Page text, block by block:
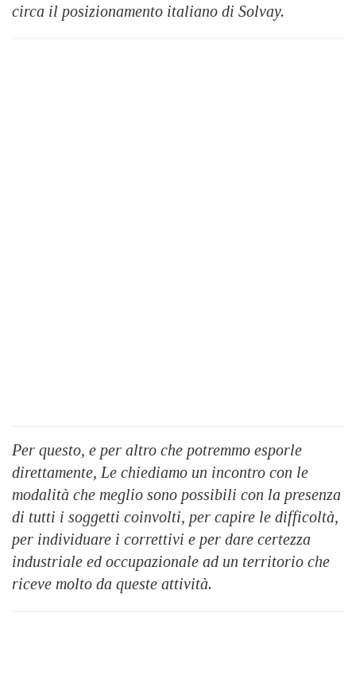
circa il posizionamento italiano di Solvay.
Per questo, e per altro che potremmo esporle
direttamente, Le chiediamo un incontro con le
modalità che meglio sono possibili con la presenza
di tutti i soggetti coinvolti, per capire le difficoltà,
per individuare i correttivi e per dare certezza
industriale ed occupazionale ad un territorio che
riceve molto da queste attività.